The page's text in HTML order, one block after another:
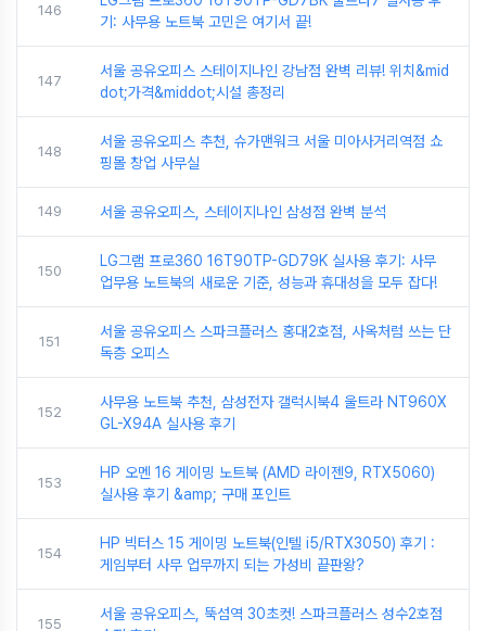
146
기: 사무용 노트북 고민은 여기서 끝!
147
서울 공유오피스 스테이지나인 강남점 완벽 리뷰! 위치&mid
dot;가격&middot;시설 총정리
148
서울 공유오피스 추천, 슈가맨워크 서울 미아사거리역점 쇼
핑몰 창업 사무실
149 서울 공유오피스, 스테이지나인 삼성점 완벽 분석
150
LG그램 프로360 16T90TP-GD79K 실사용 후기: 사무
업무용 노트북의 새로운 기준, 성능과 휴대성을 모두 잡다!
151
서울 공유오피스 스파크플러스 홍대2호점, 사옥처럼 쓰는 단
독층 오피스
152
사무용 노트북 추천, 삼성전자 갤럭시북4 울트라 NT960X
GL-X94A 실사용 후기
153
HP 오멘 16 게이밍 노트북 (AMD 라이젠9, RTX5060)
실사용 후기 &amp; 구매 포인트
154
HP 빅터스 15 게이밍 노트북(인텔 i5/RTX3050) 후기 :
게임부터 사무 업무까지 되는 가성비 끝판왕?
155
서울 공유오피스, 뚝섬역 30초컷! 스파크플러스 성수2호점